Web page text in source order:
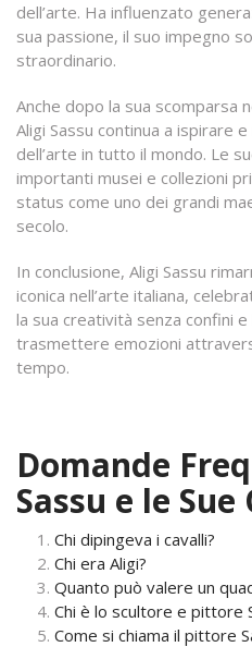
dell’arte. Ha influenzato
sua passione, il suo impegno
straordinario.
Anche dopo la sua scomparsa
Aligi Sassu continua a ispirare
dell’arte in tutto il mondo. Le
importanti musei e collezioni
status come uno dei grandi
secolo.
In conclusione, Aligi Sassu
iconica nell’arte italiana,
la sua creatività senza confini e
trasmettere emozioni
tempo.
Domande
Sassu e le Sue
Chi dipingeva i cavalli?
Chi era Aligi?
Quanto può valere un
Chi è lo scultore e pittore
Come si chiama il pittore